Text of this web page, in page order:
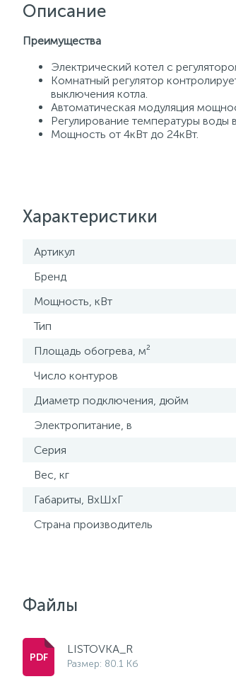
Описание
Преимущества
Электрический котел с
Комнатный регулятор
выключения котла.
Автоматическая модуляция
Регулирование температуры воды
Мощность от 4кВт до 24кВт.
Характеристики
Артикул
Бренд
Мощность, кВт
Тип
Площадь обогрева, м²
Число контуров
Диаметр подключения, дюйм
Электропитание, в
Серия
Вес, кг
Габариты, ВхШхГ
Страна производитель
Файлы
LISTOVKA_R
Размер: 80.1 Кб